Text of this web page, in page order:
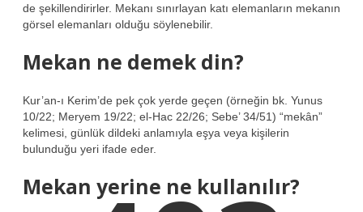
de şekillendirirler. Mekanı sınırlayan katı elemanların mekanın
görsel elemanları olduğu söylenebilir.
Mekan ne demek din?
Kur’an-ı Kerim’de pek çok yerde geçen (örneğin bk. Yunus
10/22; Meryem 19/22; el-Hac 22/26; Sebe’ 34/51) “mekân”
kelimesi, günlük dildeki anlamıyla eşya veya kişilerin
bulunduğu yeri ifade eder.
Mekan yerine ne kullanılır?